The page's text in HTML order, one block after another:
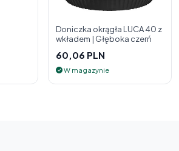
Doniczka okrągła LUCA 40 z
wkładem | Głęboka czerń
60,06 PLN
W magazynie